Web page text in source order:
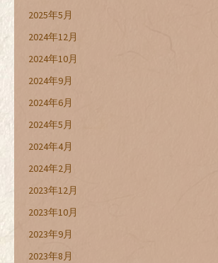
2025年5月
2024年12月
2024年10月
2024年9月
2024年6月
2024年5月
2024年4月
2024年2月
2023年12月
2023年10月
2023年9月
2023年8月